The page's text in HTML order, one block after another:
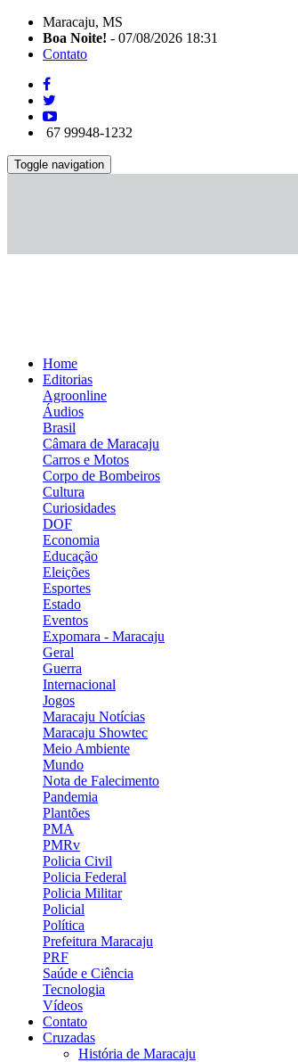
Maracaju, MS
Boa Noite! - 07/08/2026 18:31
Contato
67 99948-1232
Toggle navigation
Home
Editorias
Agroonline
Áudios
Brasil
Câmara de Maracaju
Carros e Motos
Corpo de Bombeiros
Cultura
Curiosidades
DOF
Economia
Educação
Eleições
Esportes
Estado
Eventos
Expomara - Maracaju
Geral
Guerra
Internacional
Jogos
Maracaju Notícias
Maracaju Showtec
Meio Ambiente
Mundo
Nota de Falecimento
Pandemia
Plantões
PMA
PMRv
Policia Civil
Policia Federal
Policia Militar
Policial
Política
Prefeitura Maracaju
PRF
Saúde e Ciência
Tecnologia
Vídeos
Contato
Cruzadas
História de Maracaju